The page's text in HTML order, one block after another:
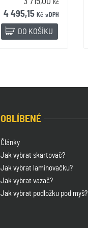
Kč
4 495,15 Kč s DPH
DO KOŠÍKU
OBLÍBENÉ
Články
Jak vybrat skartovač?
Jak vybrat laminovačku?
Jak vybrat vazač?
Jak vybrat podložku pod myš?